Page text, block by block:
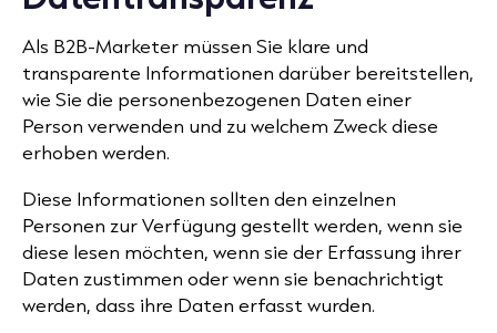
Als B2B-Marketer müssen Sie klare und
transparente Informationen darüber bereitstellen,
wie Sie die personenbezogenen Daten einer
Person verwenden und zu welchem ​​Zweck diese
erhoben werden.
Diese Informationen sollten den einzelnen
Personen zur Verfügung gestellt werden, wenn sie
diese lesen möchten, wenn sie der Erfassung ihrer
Daten zustimmen oder wenn sie benachrichtigt
werden, dass ihre Daten erfasst wurden.